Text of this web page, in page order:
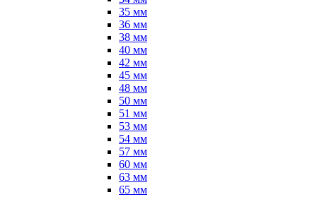
35 мм
36 мм
38 мм
40 мм
42 мм
45 мм
48 мм
50 мм
51 мм
53 мм
54 мм
57 мм
60 мм
63 мм
65 мм